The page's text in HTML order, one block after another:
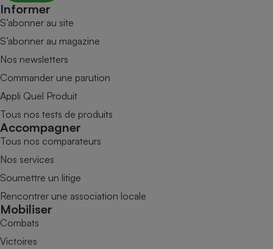
Informer
S’abonner au site
S’abonner au magazine
Nos newsletters
Commander une parution
Appli Quel Produit
Tous nos tests de produits
Accompagner
Tous nos comparateurs
Nos services
Soumettre un litige
Rencontrer une association locale
Mobiliser
Combats
Victoires